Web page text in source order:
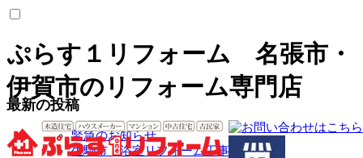
ぷらす１リフォーム 名張市・
伊賀市のリフォーム専門店
最新の投稿
緊急のお知らせ
生駒市 浴室リフォーム工事